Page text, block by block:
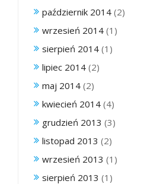
październik 2014 (2)
wrzesień 2014 (1)
sierpień 2014 (1)
lipiec 2014 (2)
maj 2014 (2)
kwiecień 2014 (4)
grudzień 2013 (3)
listopad 2013 (2)
wrzesień 2013 (1)
sierpień 2013 (1)